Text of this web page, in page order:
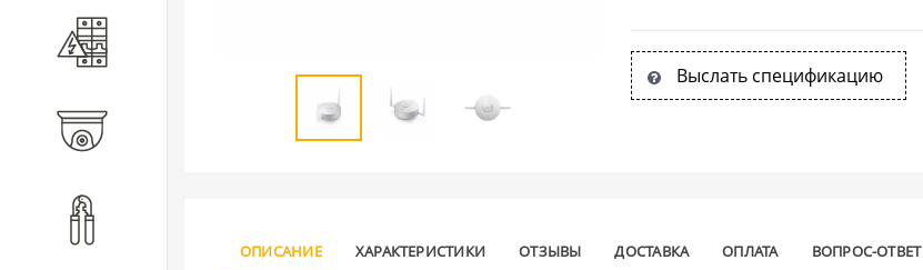
Выслать спецификацию
ОПИСАНИЕ ХАРАКТЕРИСТИКИ ОТЗЫВЫ ДОСТАВКА ОПЛАТА ВОПРОС-ОТВЕТ